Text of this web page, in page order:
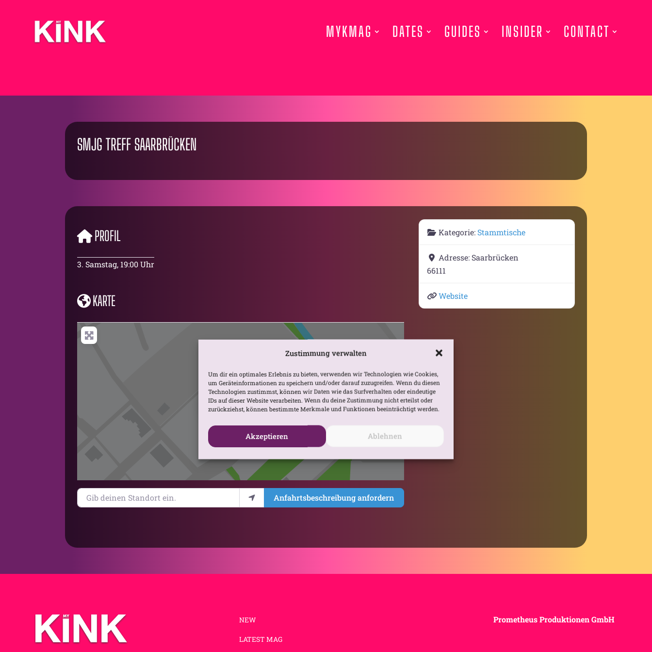
Zustimmung verwalten
Um dir ein optimales Erlebnis zu bieten, verwenden wir Technologien wie Cookies,
um Geräteinformationen zu speichern und/oder darauf zuzugreifen. Wenn du diesen
Technologien zustimmst, können wir Daten wie das Surfverhalten oder eindeutige
IDs auf dieser Website verarbeiten. Wenn du deine Zustimmung nicht erteilst oder
zurückziehst, können bestimmte Merkmale und Funktionen beeinträchtigt werden.
Akzeptieren Ablehnen
MYKMAG DATES GUIDES INSIDER CONTACT
SMJG TREFF SAARBRÜCKEN
PROFIL
3. Samstag, 19:00 Uhr
KARTE
Karte laden
Gib deinen Standort ein. Anfahrtsbeschreibung anfordern
Kategorie: Stammtische
Adresse: Saarbrücken
66111
Website
NEW
LATEST MAG
Prometheus Produktionen GmbH